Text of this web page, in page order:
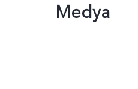
Medya